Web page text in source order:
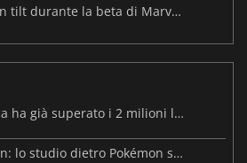
PlayStation Network in tilt durante la beta di Marvel Tōkon
Resident Evil: Veronica ha già superato i 2 milioni liste dei desideri
Beast of Reincarnation: lo studio dietro Pokémon su una nuova strada